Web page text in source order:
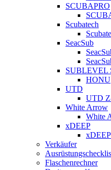
SCUBAPRO
Scubatech
SeacSub
SUBLEVEL
HONU
UTD
UTD
White Arrow
White
xDEEP
Verkäufer
Flaschenrechner